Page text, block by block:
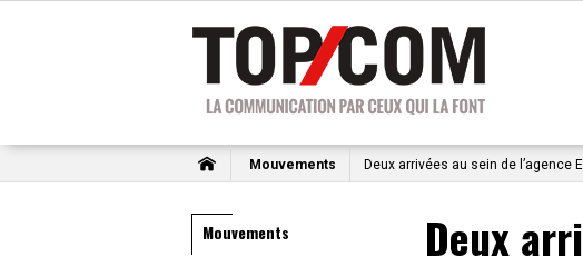
Mouvements Deux arrivées au sein de l’agence
Mouvements Deux